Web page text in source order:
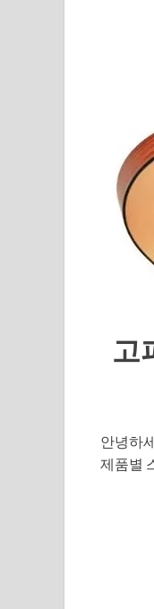
고
안녕하
제품별